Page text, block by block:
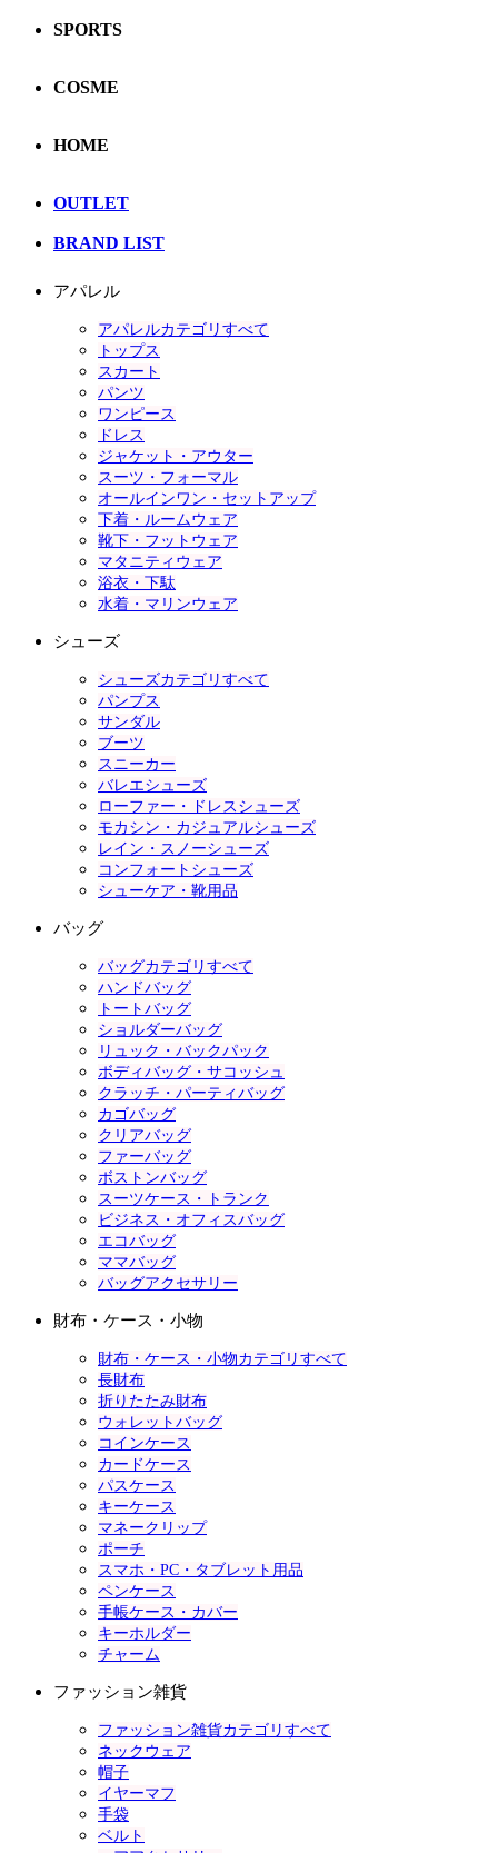
SPORTS
COSME
HOME
OUTLET
BRAND LIST
アパレル
アパレルカテゴリすべて
トップス
スカート
パンツ
ワンピース
ドレス
ジャケット・アウター
スーツ・フォーマル
オールインワン・セットアップ
下着・ルームウェア
靴下・フットウェア
マタニティウェア
浴衣・下駄
水着・マリンウェア
シューズ
シューズカテゴリすべて
パンプス
サンダル
ブーツ
スニーカー
バレエシューズ
ローファー・ドレスシューズ
モカシン・カジュアルシューズ
レイン・スノーシューズ
コンフォートシューズ
シューケア・靴用品
バッグ
バッグカテゴリすべて
ハンドバッグ
トートバッグ
ショルダーバッグ
リュック・バックパック
ボディバッグ・サコッシュ
クラッチ・パーティバッグ
カゴバッグ
クリアバッグ
ファーバッグ
ボストンバッグ
スーツケース・トランク
ビジネス・オフィスバッグ
エコバッグ
ママバッグ
バッグアクセサリー
財布・ケース・小物
財布・ケース・小物カテゴリすべて
長財布
折りたたみ財布
ウォレットバッグ
コインケース
カードケース
パスケース
キーケース
マネークリップ
ポーチ
スマホ・PC・タブレット用品
ペンケース
手帳ケース・カバー
キーホルダー
チャーム
ファッション雑貨
ファッション雑貨カテゴリすべて
ネックウェア
帽子
イヤーマフ
手袋
ベルト